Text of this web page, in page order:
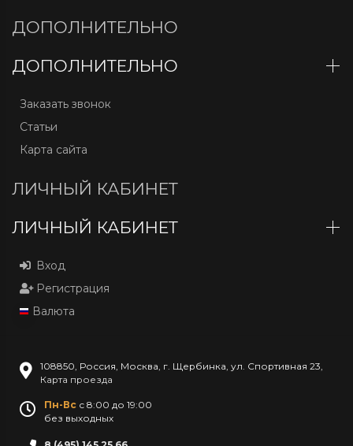
ДОПОЛНИТЕЛЬНО
ДОПОЛНИТЕЛЬНО
Заказать звонок
Статьи
Карта сайта
ЛИЧНЫЙ КАБИНЕТ
ЛИЧНЫЙ КАБИНЕТ
Вход
Регистрация
Валюта
108850, Россия, Москва, г. Щербинка, ул. Спортивная 23,
Карта проезда
Пн-Вс с 8:00 до 19:00
без выходных